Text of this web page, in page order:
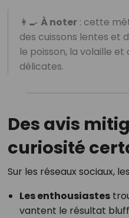
👩‍🍳 À noter: cette
des cuissons lentes et
le poisson, la volaille
délicates.
Des avis
curiosité
Sur les réseaux sociaux,
Les enthousiastes
vantent le résultat